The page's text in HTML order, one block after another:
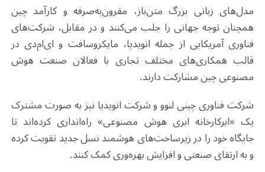
مدل‌های زبانی بزرگ متن‌باز، مقرون‌به‌صرفه و کارآمد چین
همچنان توجه جهانی را جلب می‌کنند و در مقابل، شرکت‌های
فناوری آمریکایی از جمله انویدیا، مایکروسافت و ای‌ام‌دی در
قالب همکاری‌های مختلف تجاری با فعالان صنعت هوش
مصنوعی چین مشارکت دارند.
شرکت فناوری چینی لنوو و شرکت انویدیا نیز به صورت مشترک
یک «ابرکارخانه ابری هوش مصنوعی» راه‌اندازی کرده‌اند تا
جایگاه خود را در زیرساخت‌های هوشمند نسل جدید تقویت کرده
و به ارتقای صنعتی و افزایش بهره‌وری کمک کنند.